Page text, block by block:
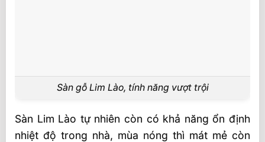
Sàn gỗ Lim Lào, tính năng vượt trội
Sàn Lim Lào tự nhiên còn có khả năng ổn định
nhiệt độ trong nhà, mùa nóng thì mát mẻ còn